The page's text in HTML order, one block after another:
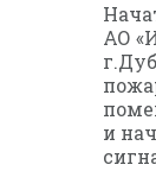
АО
и